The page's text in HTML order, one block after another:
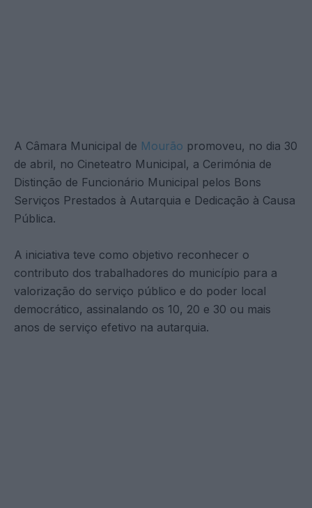
A Câmara Municipal de Mourão promoveu, no dia 30
de abril, no Cineteatro Municipal, a Cerimónia de
Distinção de Funcionário Municipal pelos Bons
Serviços Prestados à Autarquia e Dedicação à Causa
Pública.
A iniciativa teve como objetivo reconhecer o
contributo dos trabalhadores do município para a
valorização do serviço público e do poder local
democrático, assinalando os 10, 20 e 30 ou mais
anos de serviço efetivo na autarquia.